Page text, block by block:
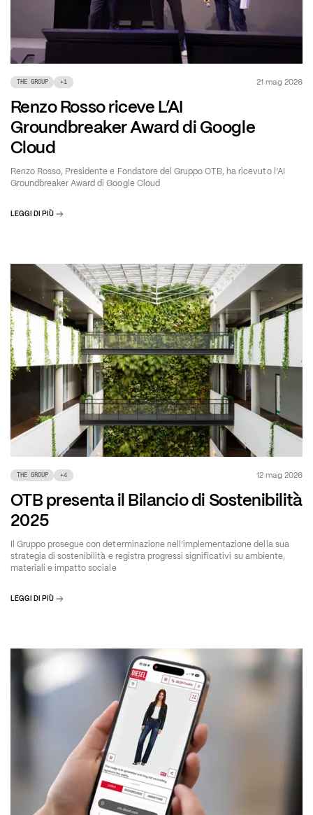
THE GROUP +1 21 mag 2026
Renzo Rosso riceve L’AI
Groundbreaker Award di Google
Cloud
Renzo Rosso, Presidente e Fondatore del Gruppo OTB, ha ricevuto l’AI
Groundbreaker Award di Google Cloud
LEGGI DI PIÙ
THE GROUP +4 12 mag 2026
OTB presenta il Bilancio di Sostenibilità
2025
Il Gruppo prosegue con determinazione nell’implementazione della sua
strategia di sostenibilità e registra progressi significativi su ambiente,
materiali e impatto sociale
LEGGI DI PIÙ